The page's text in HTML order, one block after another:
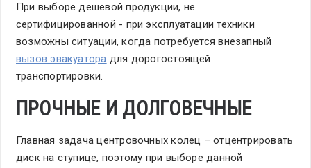
При выборе дешевой продукции, не
сертифицированной - при эксплуатации техники
возможны ситуации, когда потребуется внезапный
вызов эвакуатора для дорогостоящей
транспортировки.
ПРОЧНЫЕ И ДОЛГОВЕЧНЫЕ
Главная задача центровочных колец – отцентрировать
диск на ступице, поэтому при выборе данной